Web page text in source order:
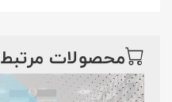
محصولات مرتبط